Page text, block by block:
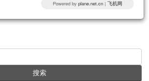
Powered by plane.net.cn | 飞机网
搜索